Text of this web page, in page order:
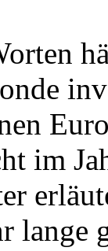
im
lange